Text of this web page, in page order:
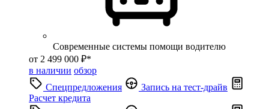
Современные системы помощи водителю
от 2 499 000 ₽*
в наличии обзор
Спецпредложения
Запись на тест-драйв
Расчет кредита